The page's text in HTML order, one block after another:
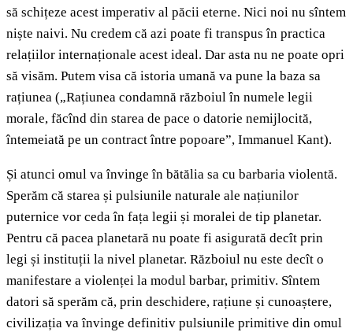
să schițeze acest imperativ al păcii eterne. Nici noi nu sîntem
niște naivi. Nu credem că azi poate fi transpus în practica
relațiilor internaționale acest ideal. Dar asta nu ne poate opri
să visăm. Putem visa că istoria umană va pune la baza sa
rațiunea („Rațiunea condamnă războiul în numele legii
morale, făcînd din starea de pace o datorie nemijlocită,
întemeiată pe un contract între popoare”, Immanuel Kant).
Și atunci omul va învinge în bătălia sa cu barbaria violentă.
Sperăm că starea și pulsiunile naturale ale națiunilor
puternice vor ceda în fața legii și moralei de tip planetar.
Pentru că pacea planetară nu poate fi asigurată decît prin
legi și instituții la nivel planetar. Războiul nu este decît o
manifestare a violenței la modul barbar, primitiv. Sîntem
datori să sperăm că, prin deschidere, rațiune și cunoaștere,
civilizația va învinge definitiv pulsiunile primitive din omul